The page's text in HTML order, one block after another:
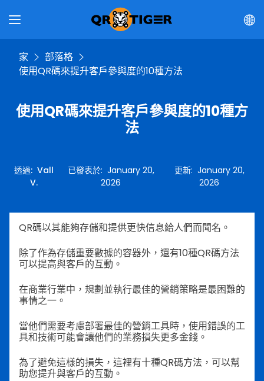
家
部落格
使用QR碼來提升客戶參與度的10種方法
使用QR碼來提升客戶參與度的10種方
法
透過: Vall
V.
已發表於: January 20,
2026
更新: January 20,
2026
QR碼以其能夠存儲和提供更快信息給人們而聞名。
除了作為存儲重要數據的容器外，還有10種QR碼方法
可以提高與客戶的互動。
在商業行業中，規劃並執行最佳的營銷策略是最困難的
事情之一。
當他們需要考慮部署最佳的營銷工具時，使用錯誤的工
具和技術可能會讓他們的業務損失更多金錢。
為了避免這樣的損失，這裡有十種QR碼方法，可以幫
助您提升與客戶的互動。